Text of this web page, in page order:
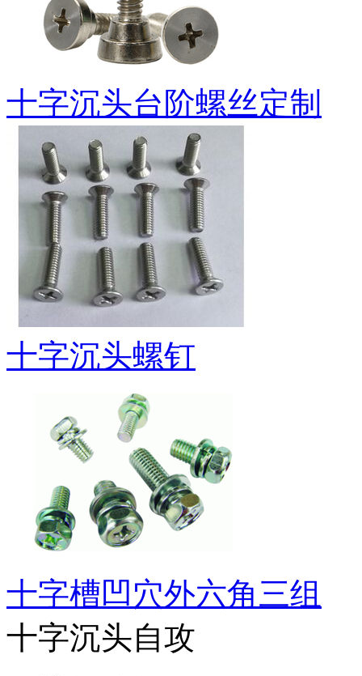
十字沉头台阶螺丝定制
十字沉头螺钉
十字槽凹穴外六角三组
十字沉头自攻